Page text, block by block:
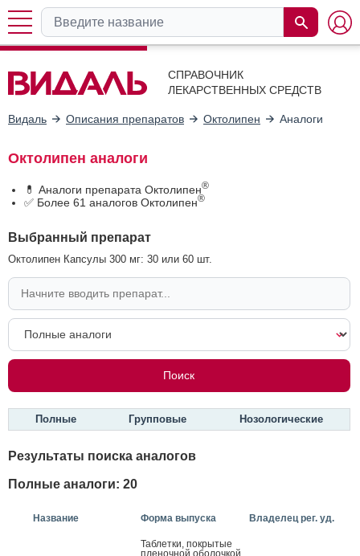
СПРАВОЧНИК
ЛЕКАРСТВЕННЫХ СРЕДСТВ
Видаль Описания препаратов Октолипен Аналоги
Октолипен аналоги
💊 Аналоги препарата Октолипен®
✅ Более 61 аналогов Октолипен®
Выбранный препарат
Октолипен Капсулы 300 мг: 30 или 60 шт.
Полные Групповые Нозологические
Результаты поиска аналогов
Полные аналоги: 20
Название Форма выпуска Владелец рег. уд.
Таб­летки, пок­ры­тые
пле­ноч­ной обо­лоч­кой